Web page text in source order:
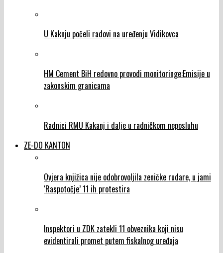
U Kaknju počeli radovi na uređenju Vidikovca
HM Cement BiH redovno provodi monitoringe:Emisije u
zakonskim granicama
Radnici RMU Kakanj i dalje u radničkom neposluhu
ZE-DO KANTON
Ovjera knjižica nije odobrovoljila zeničke rudare, u jami
‘Raspotočje’ 11 ih protestira
Inspektori u ZDK zatekli 11 obveznika koji nisu
evidentirali promet putem fiskalnog uređaja